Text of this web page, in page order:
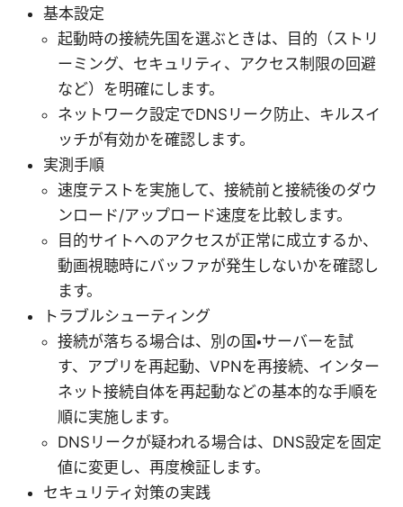
基本設定
起動時の接続先国を選ぶときは、目的（ストリ
ーミング、セキュリティ、アクセス制限の回避
など）を明確にします。
ネットワーク設定でDNSリーク防止、キルスイ
ッチが有効かを確認します。
実測手順
速度テストを実施して、接続前と接続後のダウ
ンロード/アップロード速度を比較します。
目的サイトへのアクセスが正常に成立するか、
動画視聴時にバッファが発生しないかを確認し
ます。
トラブルシューティング
接続が落ちる場合は、別の国・サーバーを試
す、アプリを再起動、VPNを再接続、インター
ネット接続自体を再起動などの基本的な手順を
順に実施します。
DNSリークが疑われる場合は、DNS設定を固定
値に変更し、再度検証します。
セキュリティ対策の実践